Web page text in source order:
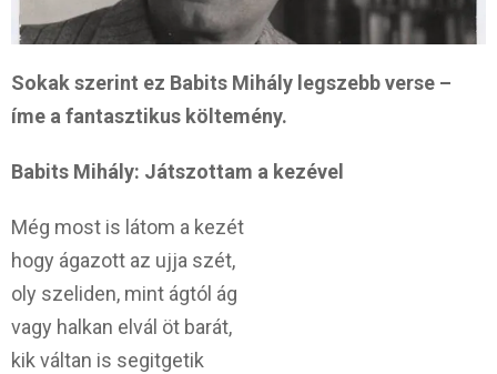
Sokak szerint ez Babits Mihály legszebb verse –
íme a fantasztikus költemény.
Babits Mihály: Játszottam a kezével
Még most is látom a kezét
hogy ágazott az ujja szét,
oly szeliden, mint ágtól ág
vagy halkan elvál öt barát,
kik váltan is segitgetik